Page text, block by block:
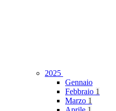
2025
Gennaio
Febbraio 1
Marzo 1